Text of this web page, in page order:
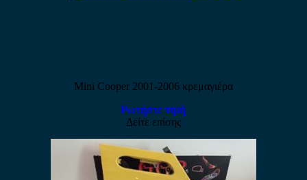
Mini Cooper 2001-2006 κρεμαγιέρα
Ρωτήστε τιμή
Δείτε επίσης